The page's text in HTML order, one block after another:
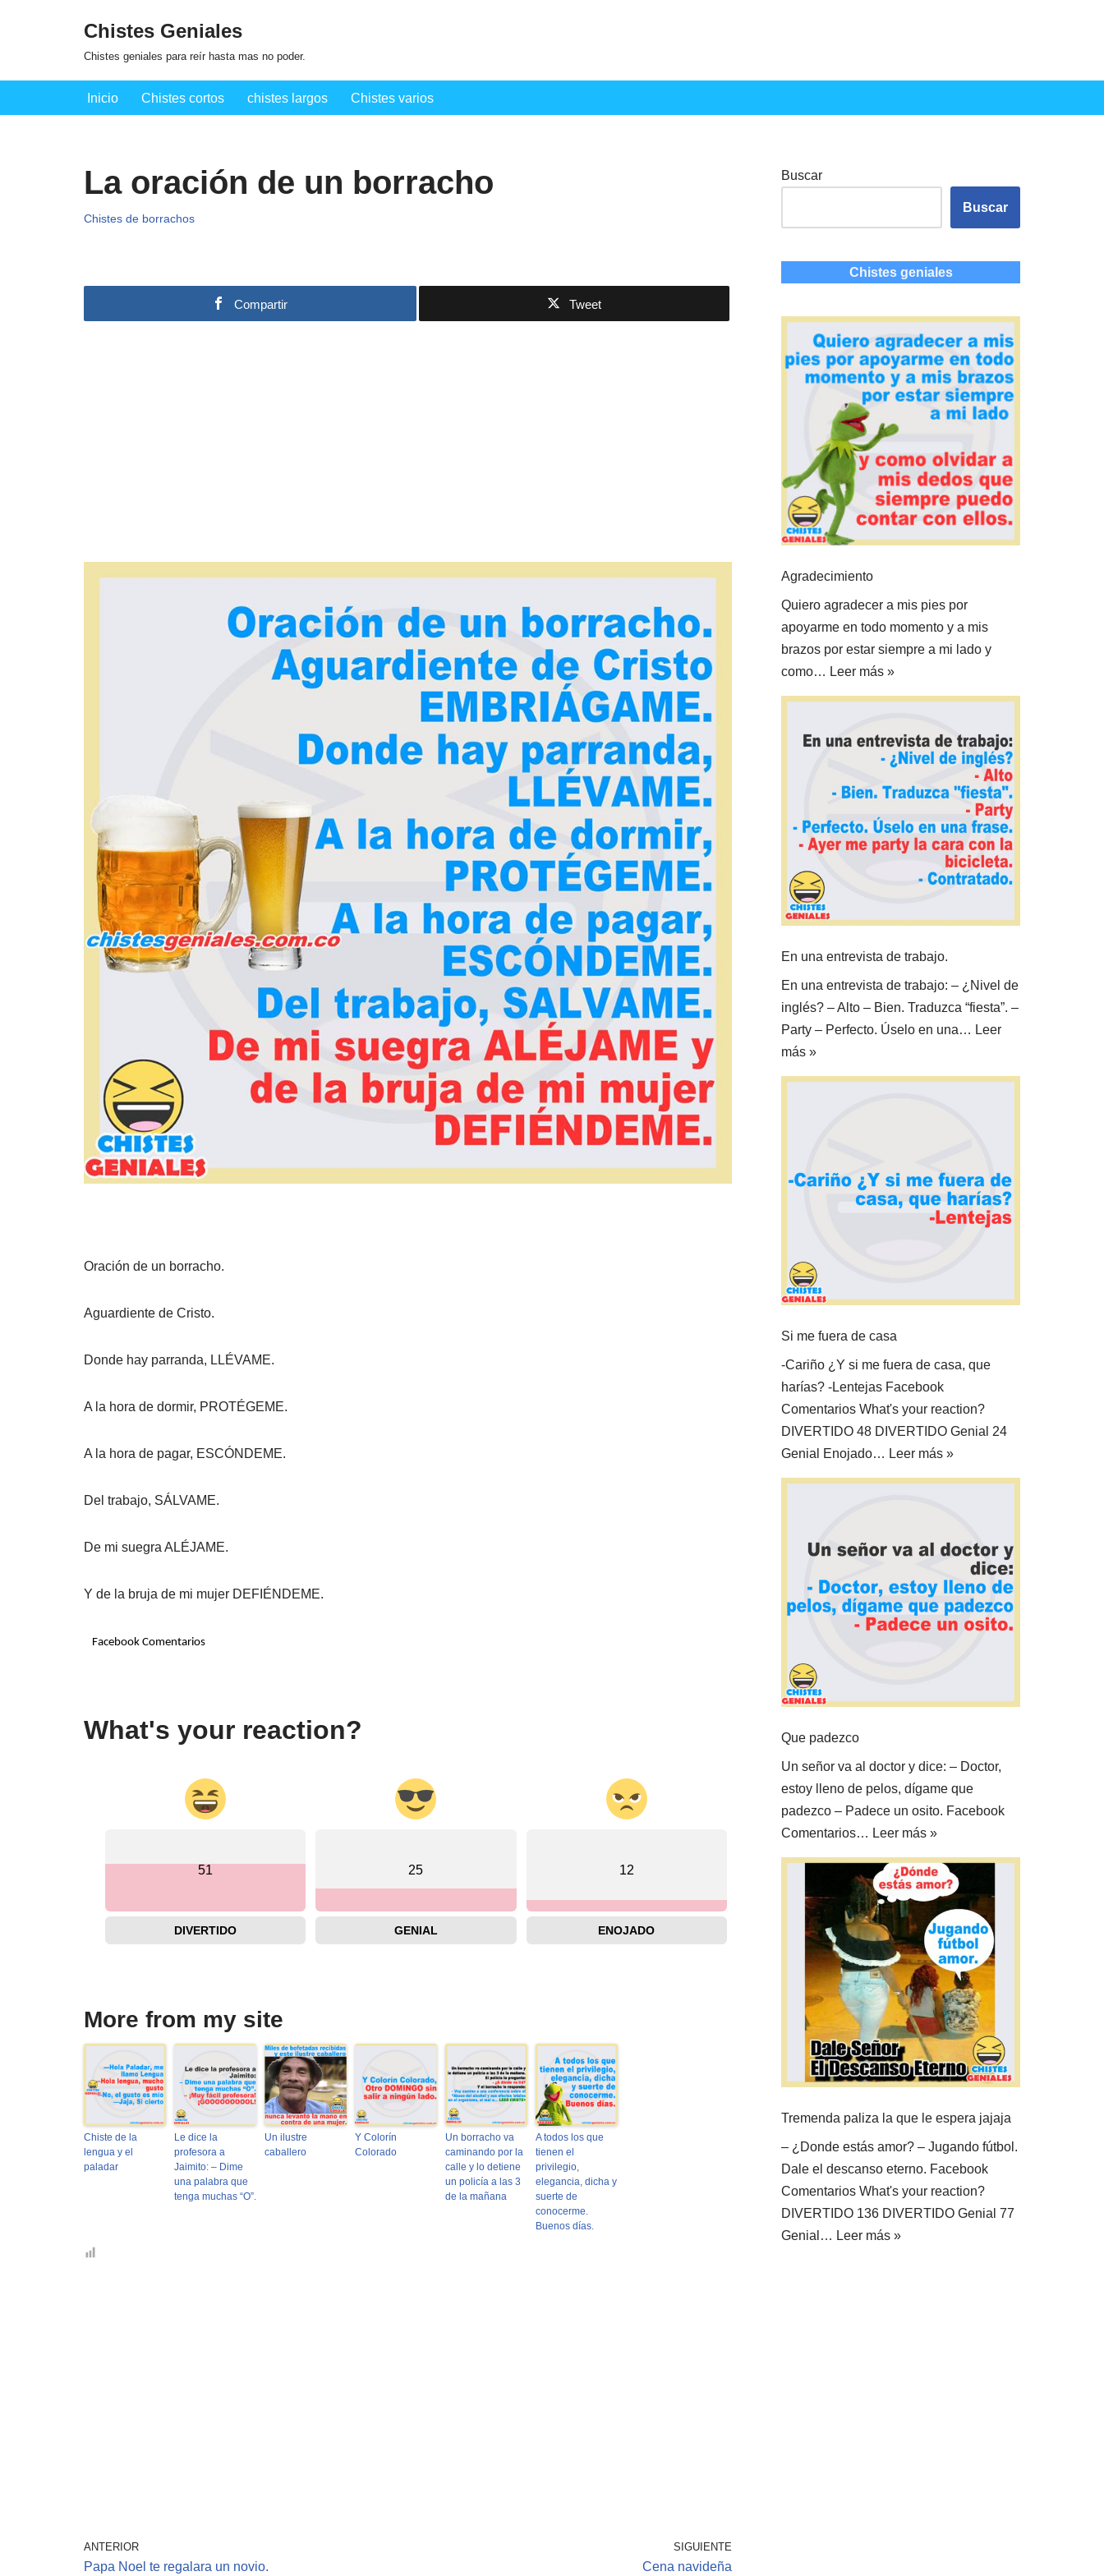
Chistes Geniales
Chistes geniales para reír hasta mas no poder.
Inicio Chistes cortos chistes largos Chistes varios
La oración de un borracho
Chistes de borrachos
Compartir Tweet
Oración de un borracho.
Aguardiente de Cristo.
Donde hay parranda, LLÉVAME.
A la hora de dormir, PROTÉGEME.
A la hora de pagar, ESCÓNDEME.
Del trabajo, SÁLVAME.
De mi suegra ALÉJAME.
Y de la bruja de mi mujer DEFIÉNDEME.
Facebook Comentarios
What's your reaction?
51
DIVERTIDO
25
GENIAL
12
ENOJADO
More from my site
Chiste de la
lengua y el
paladar
Le dice la
profesora a
Jaimito: – Dime
una palabra que
tenga muchas “O”.
Un ilustre
caballero
Y Colorín
Colorado
Un borracho va
caminando por la
calle y lo detiene
un policía a las 3
de la mañana
A todos los que
tienen el
privilegio,
elegancia, dicha y
suerte de
conocerme.
Buenos días.
ANTERIOR
Papa Noel te regalara un novio.
SIGUIENTE
Cena navideña
Buscar
Buscar
Chistes geniales
Agradecimiento
Quiero agradecer a mis pies por
apoyarme en todo momento y a mis
brazos por estar siempre a mi lado y
como… Leer más »
En una entrevista de trabajo.
En una entrevista de trabajo: – ¿Nivel de
inglés? – Alto – Bien. Traduzca “fiesta”. –
Party – Perfecto. Úselo en una… Leer
más »
Si me fuera de casa
-Cariño ¿Y si me fuera de casa, que
harías? -Lentejas Facebook
Comentarios What's your reaction?
DIVERTIDO 48 DIVERTIDO Genial 24
Genial Enojado… Leer más »
Que padezco
Un señor va al doctor y dice: – Doctor,
estoy lleno de pelos, dígame que
padezco – Padece un osito. Facebook
Comentarios… Leer más »
Tremenda paliza la que le espera jajaja
– ¿Donde estás amor? – Jugando fútbol.
Dale el descanso eterno. Facebook
Comentarios What's your reaction?
DIVERTIDO 136 DIVERTIDO Genial 77
Genial… Leer más »